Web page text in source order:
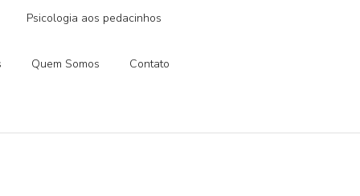
Psicologia aos pedacinhos
Quem Somos Contato